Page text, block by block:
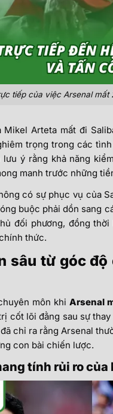
tiếp của việc Arsenal
Mikel Arteta mất đi
trọng trong các
ý rằng khả năng
manh trước những
có sự phục vụ của
buộc phải dồn sang
đối phương, đồng
thức.
sâu từ góc
môn khi Arsenal
cốt lõi đằng sau sự
chỉ ra rằng Arsenal
con bài chiến lược.
tính rủi ro